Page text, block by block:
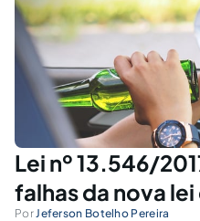
Lei nº 13.546/
falhas da nova
Por Jeferson Botelho Pereira